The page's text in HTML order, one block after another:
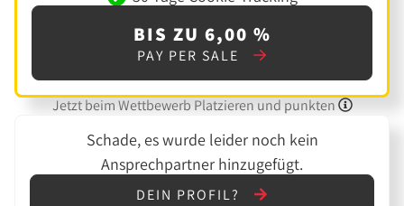
BIS ZU 6,00 %
PAY PER SALE
Jetzt beim Wettbewerb Platzieren und punkten
Schade, es wurde leider noch kein
Ansprechpartner hinzugefügt.
DEIN PROFIL?